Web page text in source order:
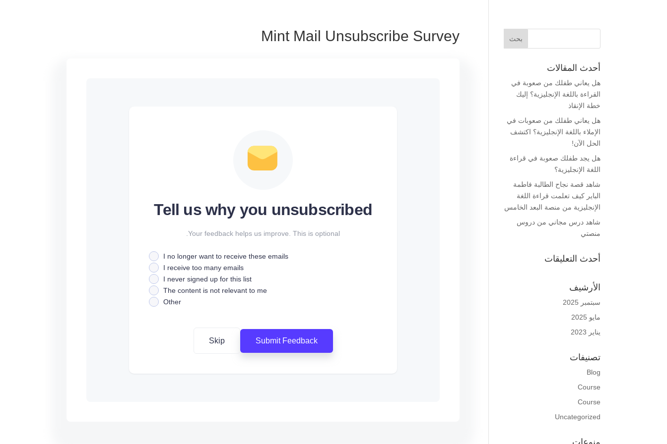
Mint Mail Unsubscribe Survey
Tell us why you unsubscribed
Your feedback helps us improve. This is optional.
I no longer want to receive these emails
I receive too many emails
I never signed up for this list
The content is not relevant to me
Other
Submit Feedback
Skip
أحدث المقالات
هل يعاني طفلك من صعوبة في
القراءة باللغة الإنجليزية؟ إليك
خطة الإنقاذ
هل يعاني طفلك من صعوبات في
الإملاء باللغة الإنجليزية؟ اكتشف
الحل الآن!
هل يجد طفلك صعوبة في قراءة
اللغة الإنجليزية؟
شاهد قصة نجاح الطالبة فاطمة
الباير كيف تعلمت قراءة اللغة
الإنجليزية من منصة البعد الخامس
شاهد درس مجاني من دروس
منصتي
أحدث التعليقات
الأرشيف
سبتمبر 2025
مايو 2025
يناير 2023
تصنيفات
Blog
Course
Course
Uncategorized
منوعات